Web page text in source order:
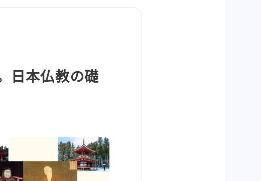
日本仏教の礎